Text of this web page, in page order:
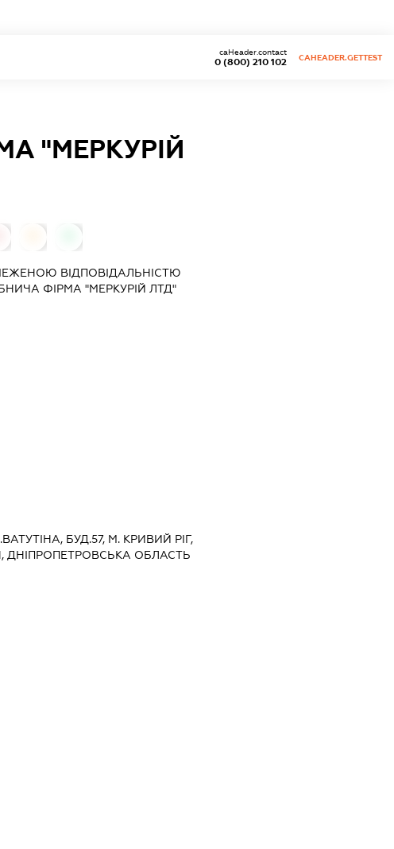
0 (800) 210 102
caHeader.contact
CAHEADER.GETTEST
"МЕРКУРІЙ
ВІДПОВІДАЛЬНІСТЮ
ФІРМА "МЕРКУРІЙ ЛТД"
БУД.57, М. КРИВИЙ РІГ,
ОБЛАСТЬ